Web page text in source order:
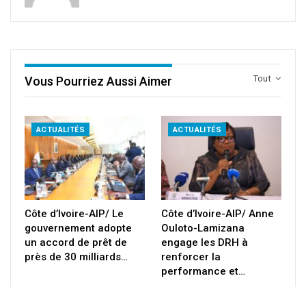
Tout
Vous Pourriez Aussi Aimer
ACTUALITÉS
Côte d’Ivoire-AIP/ Le
gouvernement adopte
un accord de prêt de
près de 30 milliards…
ACTUALITÉS
Côte d’Ivoire-AIP/ Anne
Ouloto-Lamizana
engage les DRH à
renforcer la
performance et…